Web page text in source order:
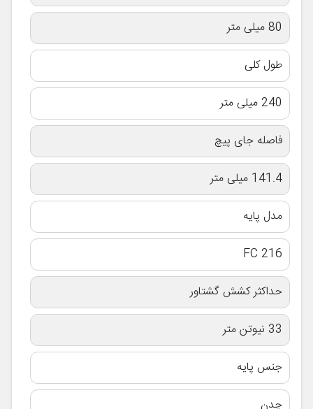
80 میلی متر
طول کلی
240 میلی متر
فاصله جای پیچ
141.4 میلی متر
مدل پایه
FC 216
حداکثر کشش گشتاور
33 نیوتن متر
جنس پایه
چدن